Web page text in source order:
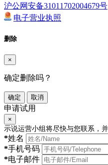
沪公网安备31011702004679号
电子营业执照
删除
×
确定删除吗？
确定 取消
申请试用
×
示说运营小组将尽快与您联系，
*姓名
*手机号码
*电子邮件